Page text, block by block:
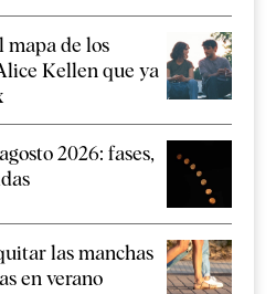
mapa de los
Kellen que ya
2026: fases,
las manchas
en verano